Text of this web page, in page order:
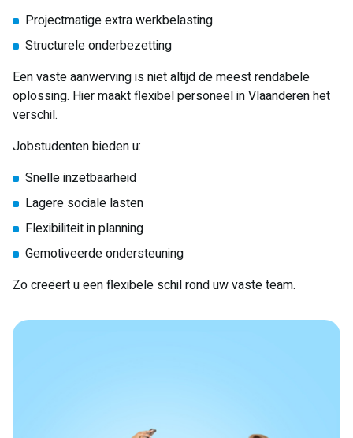
Projectmatige extra werkbelasting
Structurele onderbezetting
Een vaste aanwerving is niet altijd de meest rendabele
oplossing. Hier maakt flexibel personeel in Vlaanderen het
verschil.
Jobstudenten bieden u:
Snelle inzetbaarheid
Lagere sociale lasten
Flexibiliteit in planning
Gemotiveerde ondersteuning
Zo creëert u een flexibele schil rond uw vaste team.